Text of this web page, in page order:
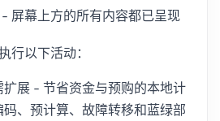
屏幕上方的所有内容都已呈现
行以下活动：
展 - 节省资金与预购的本地计
、预计算、故障转移和蓝绿部